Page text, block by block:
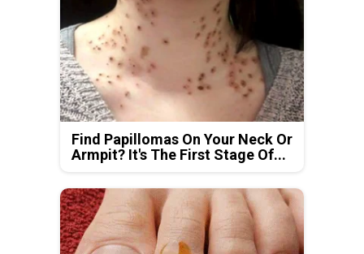
Find Papillomas On Your Neck Or
Armpit? It's The First Stage Of...